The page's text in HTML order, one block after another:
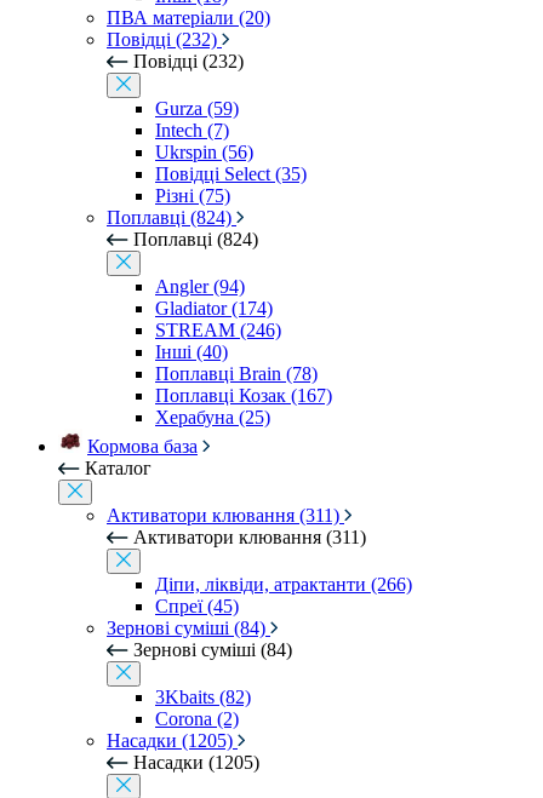
ПВА матеріали (20)
Повідці (232)
Повідці (232)
Gurza (59)
Intech (7)
Ukrspin (56)
Повідці Select (35)
Різні (75)
Поплавці (824)
Поплавці (824)
Angler (94)
Gladiator (174)
STREAM (246)
Інші (40)
Поплавці Brain (78)
Поплавці Козак (167)
Херабуна (25)
Кормова база
Каталог
Активатори клювання (311)
Активатори клювання (311)
Діпи, ліквіди, атрактанти (266)
Спреї (45)
Зернові суміші (84)
Зернові суміші (84)
3Kbaits (82)
Corona (2)
Насадки (1205)
Насадки (1205)